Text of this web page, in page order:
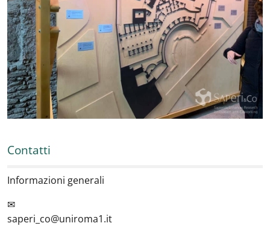
Contatti
Informazioni generali
✉
saperi_co@uniroma1.it